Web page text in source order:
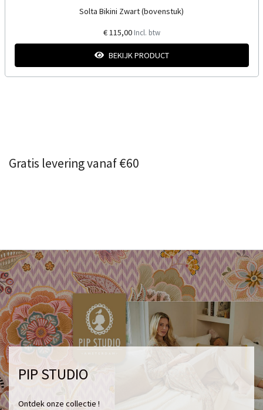
Solta Bikini Zwart (bovenstuk)
€ 115,00 Incl. btw
BEKIJK PRODUCT
Gratis levering vanaf €60
PIP STUDIO
Ontdek onze collectie !